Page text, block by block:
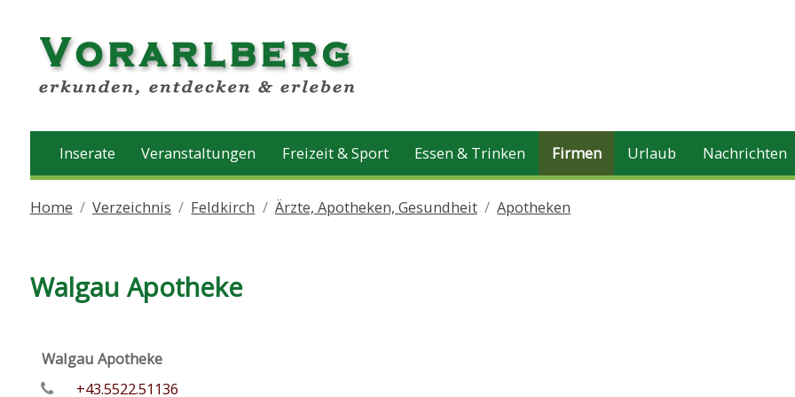
Inserate Veranstaltungen Freizeit & Sport Essen & Trinken Firmen Urlaub Nachrichten
Home Verzeichnis Feldkirch Ärzte, Apotheken, Gesundheit Apotheken
Walgau Apotheke
Walgau Apotheke
+43.5522.51136